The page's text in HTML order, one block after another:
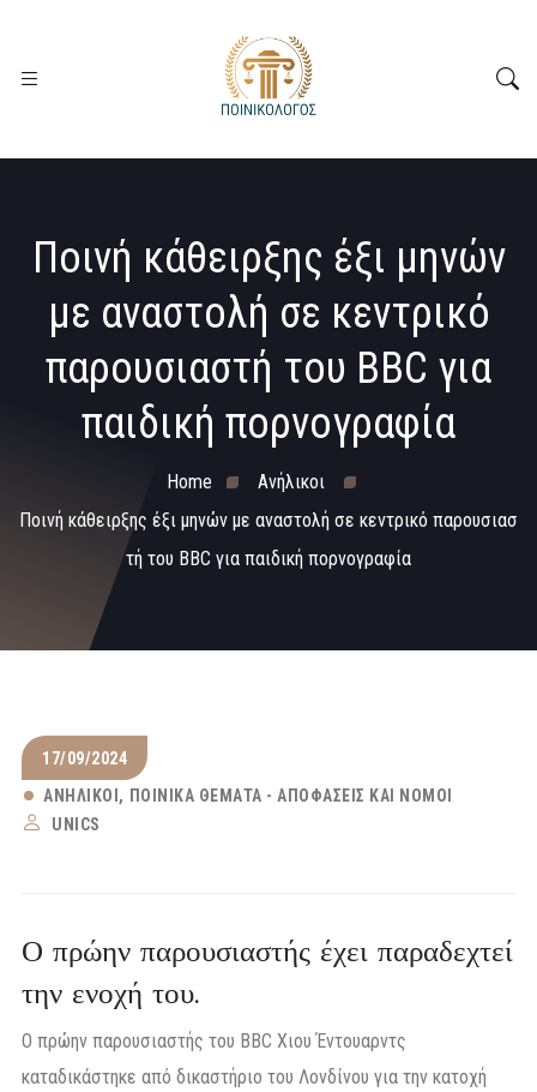
Ποινή κάθειρξης έξι μηνών
με αναστολή σε κεντρικό
παρουσιαστή του BBC για
παιδική πορνογραφία
Home
Ανήλικοι
Ποινή κάθειρξης έξι μηνών με αναστολή σε κεντρικό παρουσιασ
τή του BBC για παιδική πορνογραφία
17/09/2024
ΑΝΉΛΙΚΟΙ
ΠΟΙΝΙΚΆ ΘΈΜΑΤΑ - ΑΠΟΦΆΣΕΙΣ ΚΑΙ ΝΌΜΟΙ
UNICS
Ο πρώην παρουσιαστής έχει παραδεχτεί
την ενοχή του.
Ο πρώην παρουσιαστής του BBC Χιου Έντουαρντς
καταδικάστηκε από δικαστήριο του Λονδίνου για την κατοχή